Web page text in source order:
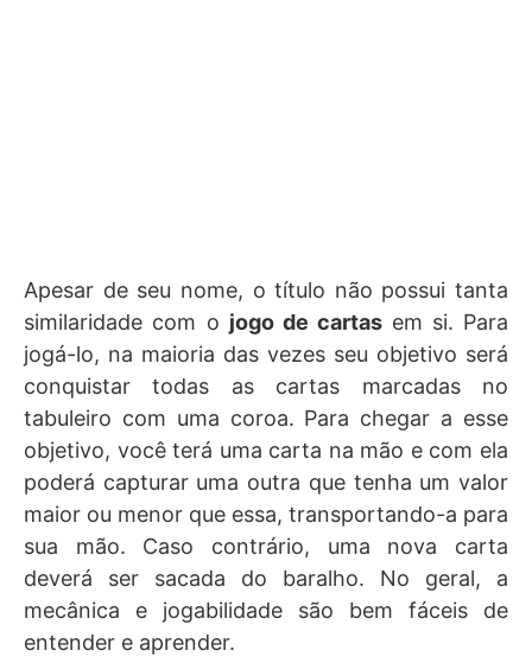
Apesar de seu nome, o título não possui tanta
similaridade com o jogo de cartas em si. Para
jogá-lo, na maioria das vezes seu objetivo será
conquistar todas as cartas marcadas no
tabuleiro com uma coroa. Para chegar a esse
objetivo, você terá uma carta na mão e com ela
poderá capturar uma outra que tenha um valor
maior ou menor que essa, transportando-a para
sua mão. Caso contrário, uma nova carta
deverá ser sacada do baralho. No geral, a
mecânica e jogabilidade são bem fáceis de
entender e aprender.